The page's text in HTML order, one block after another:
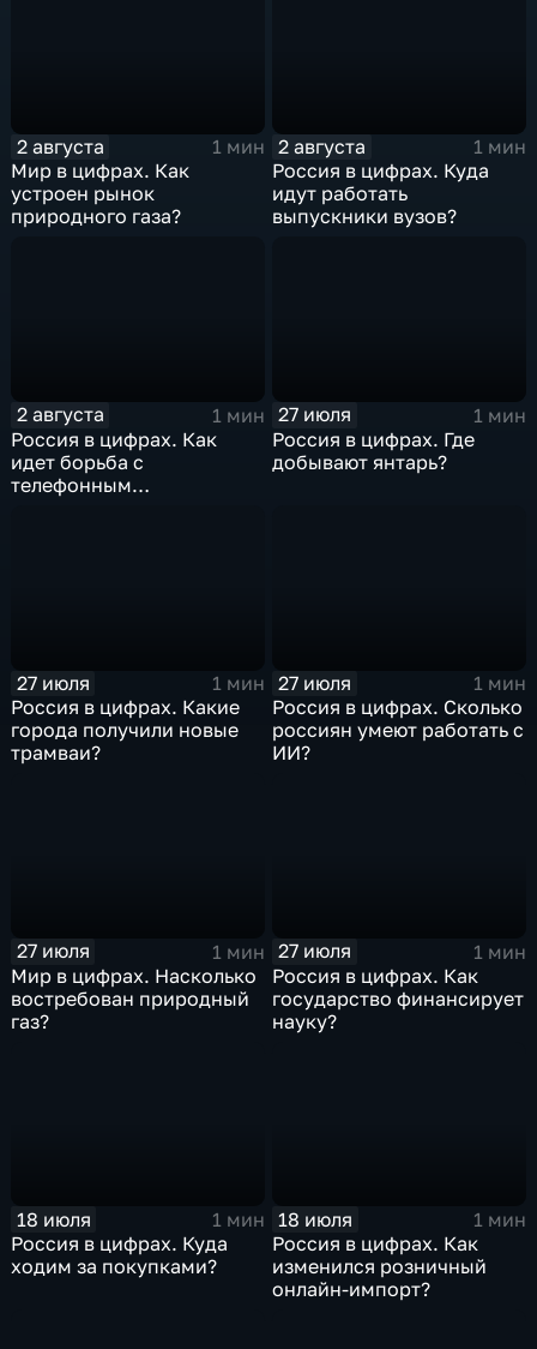
2 августа
1 мин
Мир в цифрах. Как
устроен рынок
природного газа?
2 августа
1 мин
Россия в цифрах. Куда
идут работать
выпускники вузов?
2 августа
1 мин
Россия в цифрах. Как
идет борьба с
телефонным
27 июля
1 мин
Россия в цифрах. Где
добывают янтарь?
27 июля
1 мин
Россия в цифрах. Какие
города получили новые
трамваи?
27 июля
1 мин
Россия в цифрах. Сколько
россиян умеют работать с
ИИ?
27 июля
1 мин
Мир в цифрах. Насколько
востребован природный
газ?
27 июля
1 мин
Россия в цифрах. Как
государство финансирует
науку?
18 июля
1 мин
Россия в цифрах. Куда
ходим за покупками?
18 июля
1 мин
Россия в цифрах. Как
изменился розничный
онлайн-импорт?